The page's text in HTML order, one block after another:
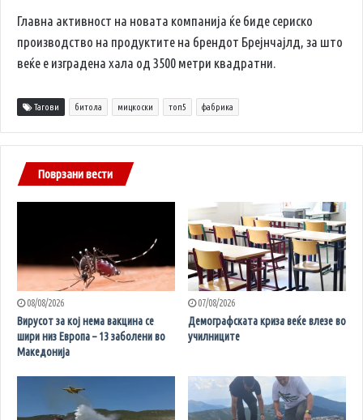
Главна активност на новата компанија ќе биде сериско
производство на продуктите на брендот Брејнчајлд, за што
веќе е изградена хала од 3500 метри квадратни.
Тагови битола мицкоски топ5 фабрика
Поврзани вести
08/08/2026
Вирусот за кој нема вакцина се
шири низ Европа – 13 заболени во
Македонија
07/08/2026
Демографската криза веќе влезе во
училниците